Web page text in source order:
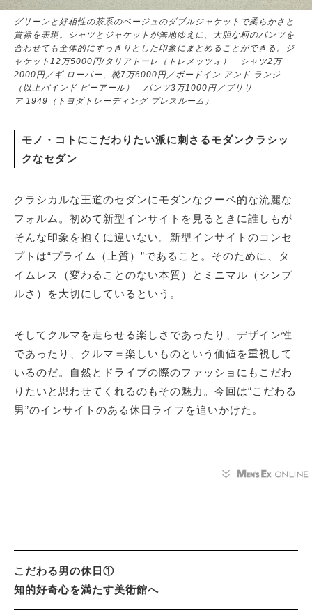
グリーンと好相性の茶系のベージュのダブルジャケットで柔らかさと
貫禄を表現。シャツとジャケットが無地ゆえに、大胆な柄のパンツを
合わせても全体的にすっきりとした印象にまとめることができる。ジ
ャケット12万5000円/タリアトーレ（トレメッツォ） シャツ2万
2000円／ギ ローバー、靴7万6000円／ボードイン アンド ランジ
（以上バインド ピーアール） パンツ3万1000円／ブリリ
ア 1949（トヨダトレーディング プレスルーム）
モノ・コトにこだわりたい派に刺さるモダンクラシッ
クなセダン
クラシカルな王道のセダンにモダンなクーペ的な流麗な
フォルム。初めて新型インサイトを見るときに誰しもが
そんな印象を抱くに違いない。新型インサイトのコンセ
プトは“プライム（上質）”であること。そのために、タ
イムレス（変わることのない本質）とミニマル（シンプ
ルさ）を大切にしているという。
そしてクルマを走らせる楽しさであったり、デザイン性
であったり、クルマ＝楽しいものという価値を重視して
いるのだ。自然とドライブの際のファッショにもこだわ
りたいと思わせてくれるのもその魅力。今回は“こだわる
男”のインサイトのある休日ライフを追いかけた。
こだわる男の休日①
知的好奇心を満たす美術館へ